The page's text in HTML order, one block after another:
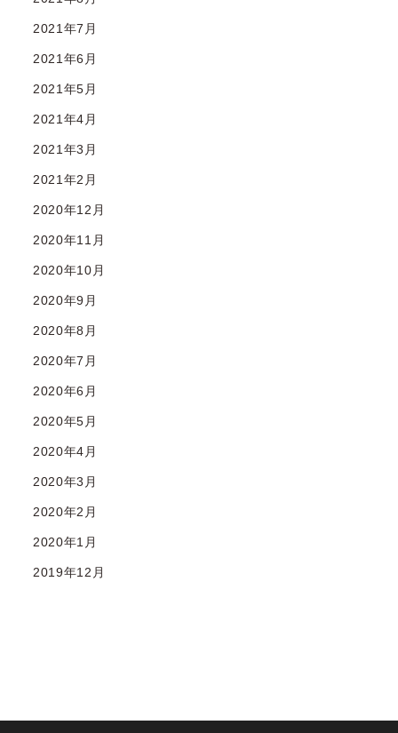
2021年7月
2021年6月
2021年5月
2021年4月
2021年3月
2021年2月
2020年12月
2020年11月
2020年10月
2020年9月
2020年8月
2020年7月
2020年6月
2020年5月
2020年4月
2020年3月
2020年2月
2020年1月
2019年12月